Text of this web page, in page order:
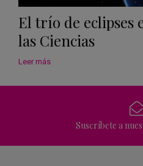
El trío de eclipses
las Ciencias
Leer más
Suscríbete a